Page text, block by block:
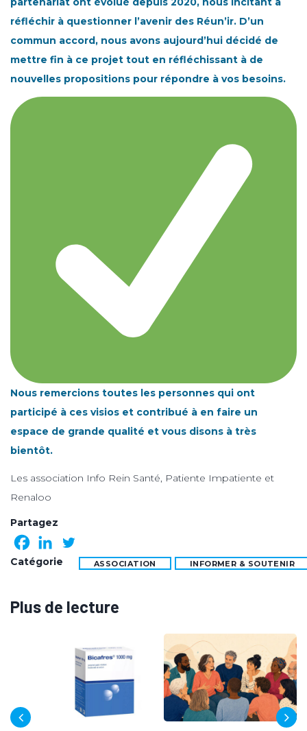
réfléchir à questionner l’avenir des Réun’ir. D’un
commun accord, nous avons aujourd’hui décidé de
mettre fin à ce projet tout en réfléchissant à de
nouvelles propositions pour répondre à vos besoins.
Nous remercions toutes les personnes qui ont
participé à ces visios et contribué à en faire un
espace de grande qualité et vous disons à très
bientôt.
Les association Info Rein Santé, Patiente Impatiente et
Renaloo
Partagez
Catégorie ASSOCIATION INFORMER & SOUTENIR
Plus de lecture